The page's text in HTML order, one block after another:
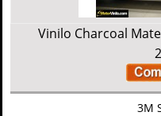
Vinilo Charcoal
3M